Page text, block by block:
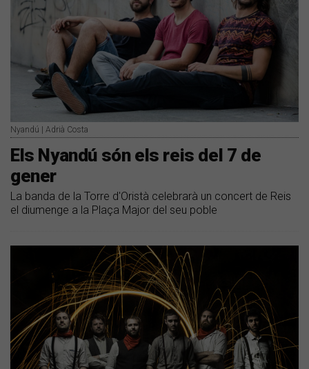
Nyandú | Adrià Costa
Els Nyandú són els reis del 7 de
gener
La banda de la Torre d'Oristà celebrarà un concert de Reis
el diumenge a la Plaça Major del seu poble